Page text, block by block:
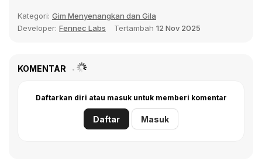
Kategori: Gim Menyenangkan dan Gila
Developer: Fennec Labs Tertambah 12 Nov 2025
KOMENTAR
Daftarkan diri atau masuk untuk memberi komentar
Daftar Masuk